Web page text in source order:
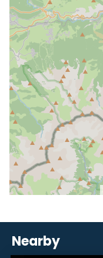
Nearby